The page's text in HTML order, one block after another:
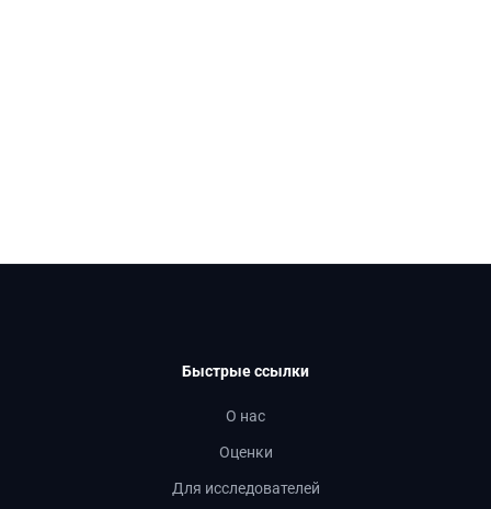
Быстрые ссылки
О нас
Оценки
Для исследователей